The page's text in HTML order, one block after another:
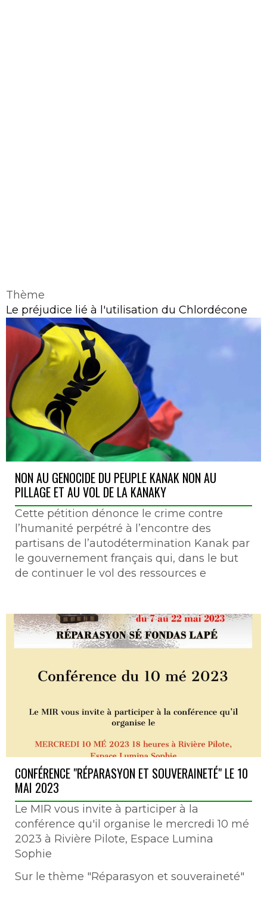
Thème
Le préjudice lié à l'utilisation du Chlordécone
NON AU GENOCIDE DU PEUPLE KANAK NON AU
PILLAGE ET AU VOL DE LA KANAKY
Cette pétition dénonce le crime contre
l’humanité perpétré à l’encontre des
partisans de l’autodétermination Kanak par
le gouvernement français qui, dans le but
de continuer le vol des ressources e
CONFÉRENCE "RÉPARASYON ET SOUVERAINETÉ" LE 10
MAI 2023
Le MIR vous invite à participer à la
conférence qu'il organise le mercredi 10 mé
2023 à Rivière Pilote, Espace Lumina
Sophie
Sur le thème "Réparasyon et souveraineté"